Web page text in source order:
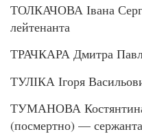
ТОЛКАЧОВА Івана
лейтенанта
ТРАЧКАРА Дмитра
ТУЛІКА Ігоря
ТУМАНОВА
(посмертно) — сержанта